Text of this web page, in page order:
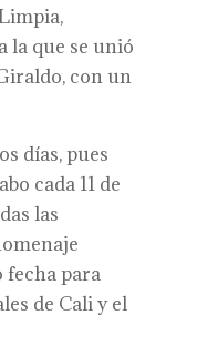
la que se unió
con un
días, pues
cada 11 de
las
fecha para
de Cali y el